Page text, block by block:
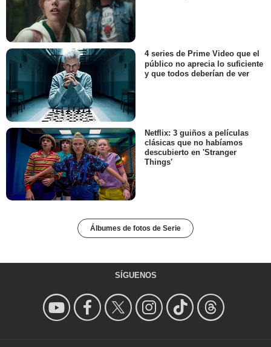
4 series de Prime Video que el
público no aprecia lo suficiente
y que todos deberían de ver
Netflix: 3 guiños a películas
clásicas que no habíamos
descubierto en 'Stranger
Things'
Álbumes de fotos de Serie
SÍGUENOS